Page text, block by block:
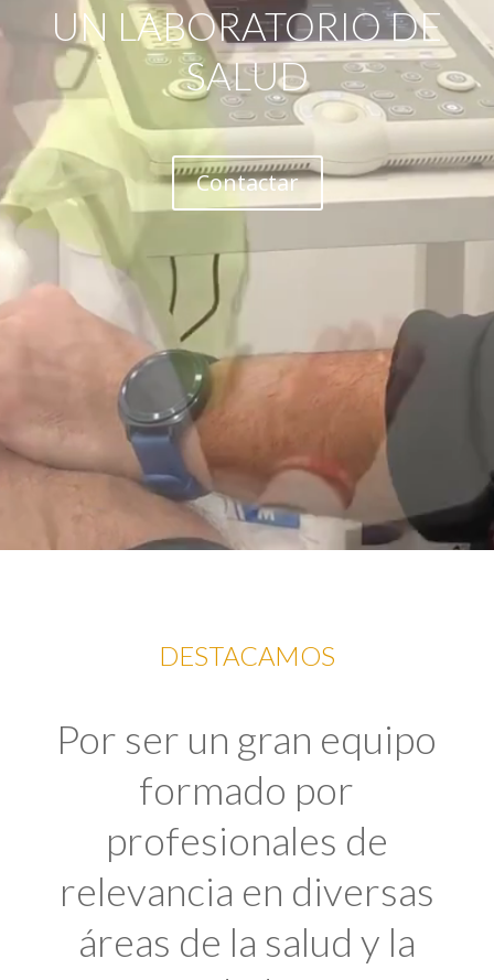
UN LABORATORIO DE
SALUD
Contactar
DESTACAMOS
Por ser un gran equipo
formado por
profesionales de
relevancia en diversas
áreas de la salud y la